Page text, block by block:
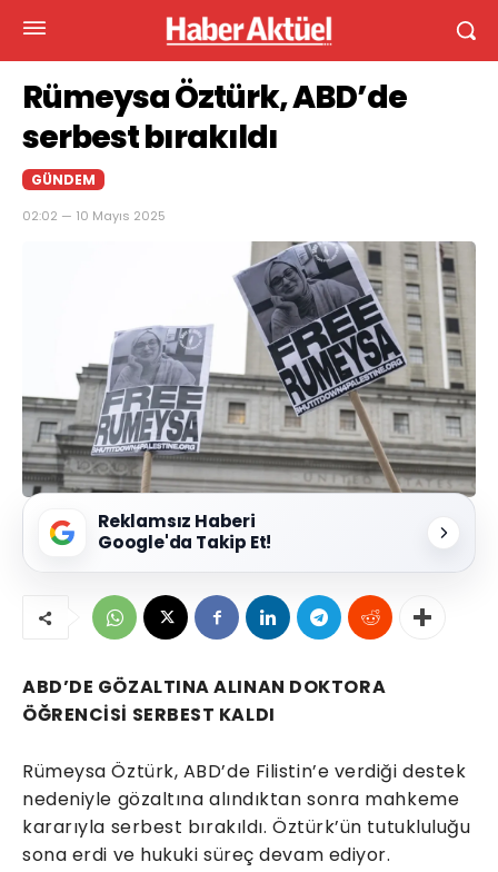
Rümeysa Öztürk, ABD’de
serbest bırakıldı
GÜNDEM
02:02 — 10 Mayıs 2025
Reklamsız Haberi
Google'da Takip Et!
ABD’DE GÖZALTINA ALINAN DOKTORA
ÖĞRENCİSİ SERBEST KALDI
Rümeysa Öztürk, ABD’de Filistin’e verdiği destek
nedeniyle gözaltına alındıktan sonra mahkeme
kararıyla serbest bırakıldı. Öztürk’ün tutukluluğu
sona erdi ve hukuki süreç devam ediyor.